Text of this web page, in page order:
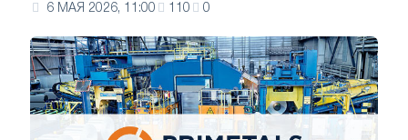
6 МАЯ 2026, 11:00 110 0